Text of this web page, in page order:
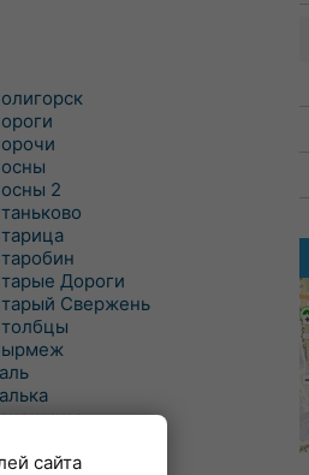
2
Дороги
Свержень
Бояры
сайта